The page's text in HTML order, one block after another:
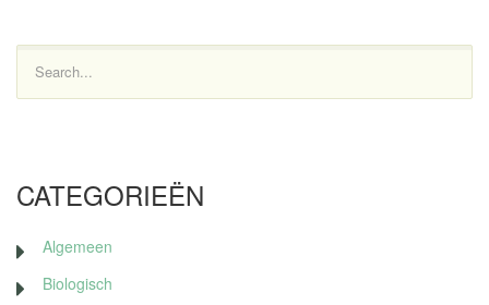
CATEGORIEËN
Algemeen
Biologisch